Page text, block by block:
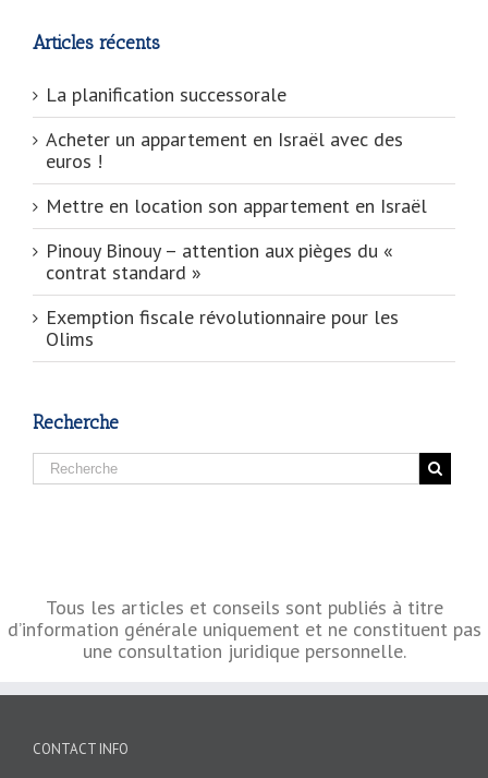
Articles récents
La planification successorale
Acheter un appartement en Israël avec des
euros !
Mettre en location son appartement en Israël
Pinouy Binouy – attention aux pièges du «
contrat standard »
Exemption fiscale révolutionnaire pour les
Olims
Recherche
Tous les articles et conseils sont publiés à titre
d’information générale uniquement et ne constituent pas
une consultation juridique personnelle.
CONTACT INFO